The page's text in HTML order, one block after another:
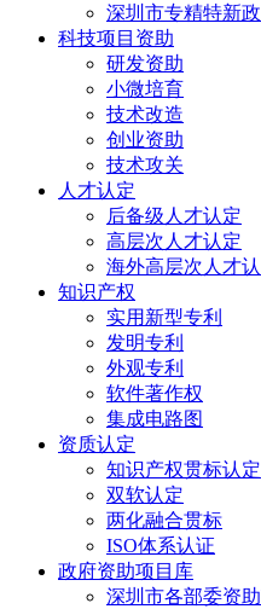
深圳市专精特新
科技项目资助
研发资助
小微培育
技术改造
创业资助
技术攻关
人才认定
后备级人才认定
高层次人才认定
海外高层次人才
知识产权
实用新型专利
发明专利
外观专利
软件著作权
集成电路图
资质认定
知识产权贯标认定
双软认定
两化融合贯标
ISO体系认证
政府资助项目库
深圳市各部委资助